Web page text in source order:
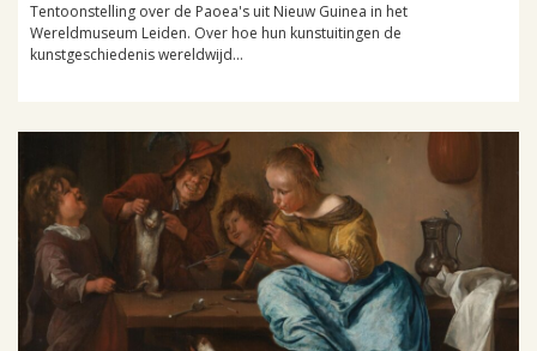
Tentoonstelling over de Paoea's uit Nieuw Guinea in het
Wereldmuseum Leiden. Over hoe hun kunstuitingen de
kunstgeschiedenis wereldwijd...